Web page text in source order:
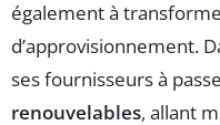
également à
d’approvisionnement.
ses fournisseurs à
renouvelables, allant